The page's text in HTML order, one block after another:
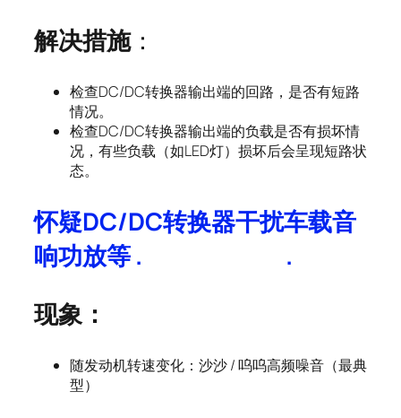
解决措施：
检查DC/DC转换器输出端的回路，是否有短路
情况。
检查DC/DC转换器输出端的负载是否有损坏情
况，有些负载（如LED灯）损坏后会呈现短路状
态。
怀疑DC/DC转换器干扰车载音
响功放等.
.
现象：
随发动机转速变化：沙沙 / 呜呜高频噪音（最典
型）